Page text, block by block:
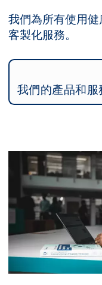
我們為所有使用
客製化服務。
我們的產品和服